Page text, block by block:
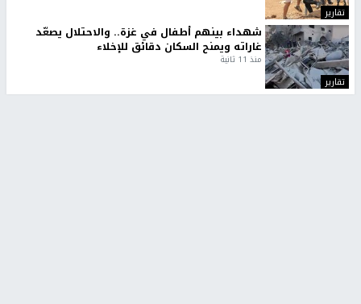
تقارير
تقارير
شهداء بينهم أطفال في غزة.. والاحتلال يصعّد
غاراته ويمنح السكان دقائق للإخلاء
منذ 11 ثانية